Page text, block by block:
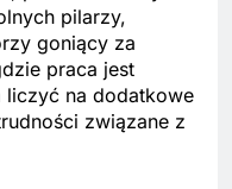
pilarzy,
goniący za
praca jest
liczyć na dodatkowe
związane z